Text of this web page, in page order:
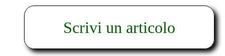
Scrivi un articolo